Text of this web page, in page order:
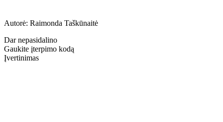
Autorė: Raimonda Taškūnaitė
Dar nepasidalino
Gaukite įterpimo kodą
Įvertinimas